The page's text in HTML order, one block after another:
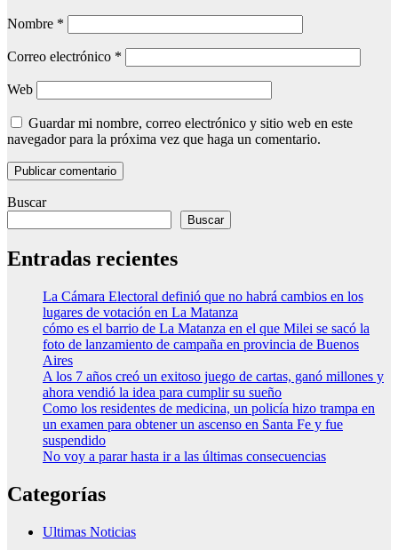
Nombre *
Correo electrónico *
Web
Guardar mi nombre, correo electrónico y sitio web en este
navegador para la próxima vez que haga un comentario.
Buscar
Buscar
Entradas recientes
La Cámara Electoral definió que no habrá cambios en los
lugares de votación en La Matanza
cómo es el barrio de La Matanza en el que Milei se sacó la
foto de lanzamiento de campaña en provincia de Buenos
Aires
A los 7 años creó un exitoso juego de cartas, ganó millones y
ahora vendió la idea para cumplir su sueño
Como los residentes de medicina, un policía hizo trampa en
un examen para obtener un ascenso en Santa Fe y fue
suspendido
No voy a parar hasta ir a las últimas consecuencias
Categorías
Ultimas Noticias